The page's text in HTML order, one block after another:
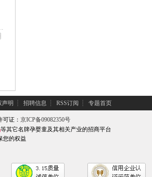
声明 ┆ 招聘信息 ┆ RSS订阅 ┆ 专题首页
可证： 京ICP备09082350号
等其它名牌孕婴童及其相关产业的招商平台
您的权益